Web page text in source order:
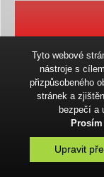
Tyto webové
nástroje s
přizpůsobeného
stránek a
bezpečí a
Upravit